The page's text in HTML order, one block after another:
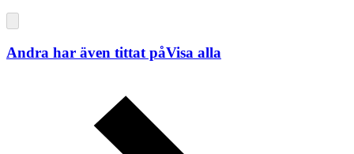
Andra har även tittat påVisa alla